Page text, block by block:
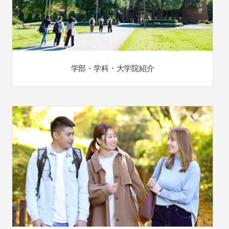
学部・学科・大学院紹介